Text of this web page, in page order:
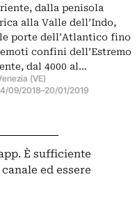
dalla penisola
alla Valle dell’Indo,
porte dell’Atlantico fino
confini dell’Estremo
dal 4000 al…
(VE)
09/2018–20/01/2019
È sufficiente
ed essere